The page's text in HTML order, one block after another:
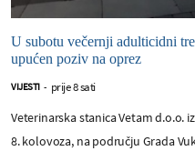
U subotu večernji adulticidni
upućen poziv na oprez
VIJESTI - prije 8 sati
Veterinarska stanica Vetam d.o.o.
8. kolovoza, na području Grada